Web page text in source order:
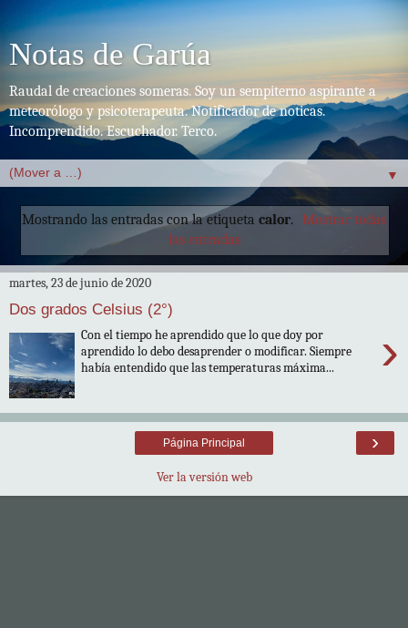
Notas de Garúa
Raudal de creaciones someras. Soy un sempiterno aspirante a
meteorólogo y psicoterapeuta. Notificador de noticas.
Incomprendido. Escuchador. Terco.
▼
Mostrando las entradas con la etiqueta calor. Mostrar todas
las entradas
martes, 23 de junio de 2020
Dos grados Celsius (2°)
›
Con el tiempo he aprendido que lo que doy por
aprendido lo debo desaprender o modificar. Siempre
había entendido que las temperaturas máxima...
›
Página Principal
Ver la versión web